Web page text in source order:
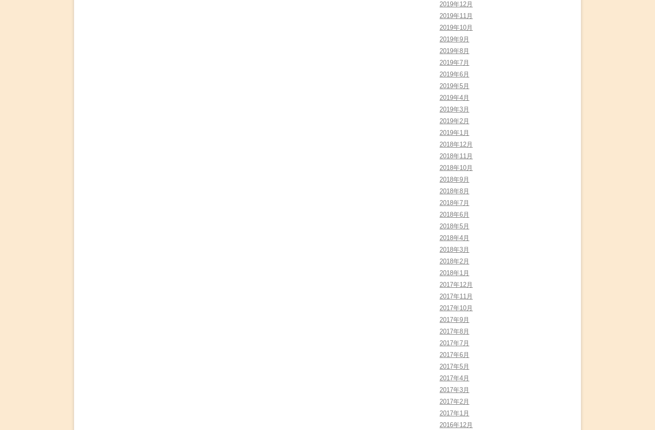
2019年12月
2019年11月
2019年10月
2019年9月
2019年8月
2019年7月
2019年6月
2019年5月
2019年4月
2019年3月
2019年2月
2019年1月
2018年12月
2018年11月
2018年10月
2018年9月
2018年8月
2018年7月
2018年6月
2018年5月
2018年4月
2018年3月
2018年2月
2018年1月
2017年12月
2017年11月
2017年10月
2017年9月
2017年8月
2017年7月
2017年6月
2017年5月
2017年4月
2017年3月
2017年2月
2017年1月
2016年12月